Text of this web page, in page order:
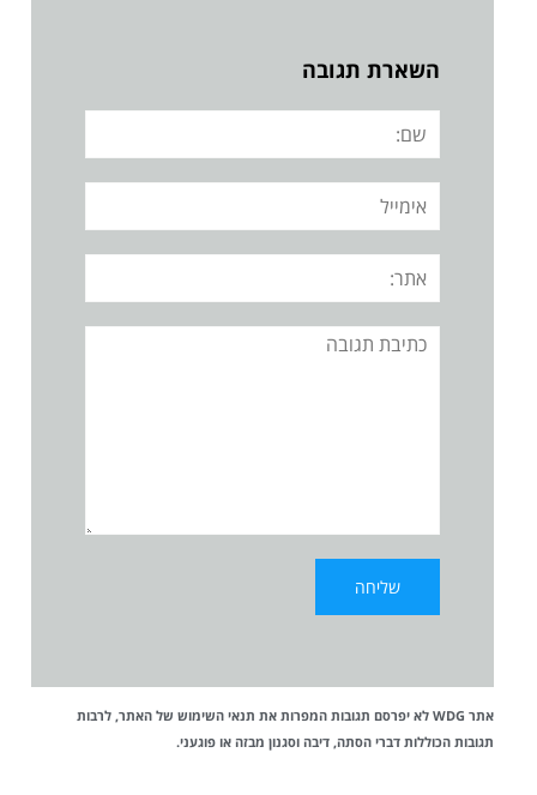
השארת תגובה
שם:
אימייל
אתר:
תגובה
אתר WDG לא יפרסם תגובות המפרות את תנאי השימוש של האתר, לרבות
תגובות הכוללות דברי הסתה, דיבה וסגנון מבזה או פוגעני.